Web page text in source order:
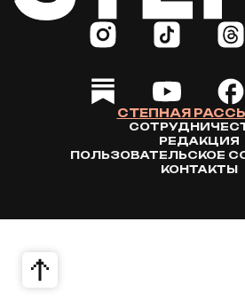
СТЕПНАЯ
РЕДАКЦИЯ
ПОЛЬЗОВАТЕЛЬСКОЕ
КОНТАКТЫ